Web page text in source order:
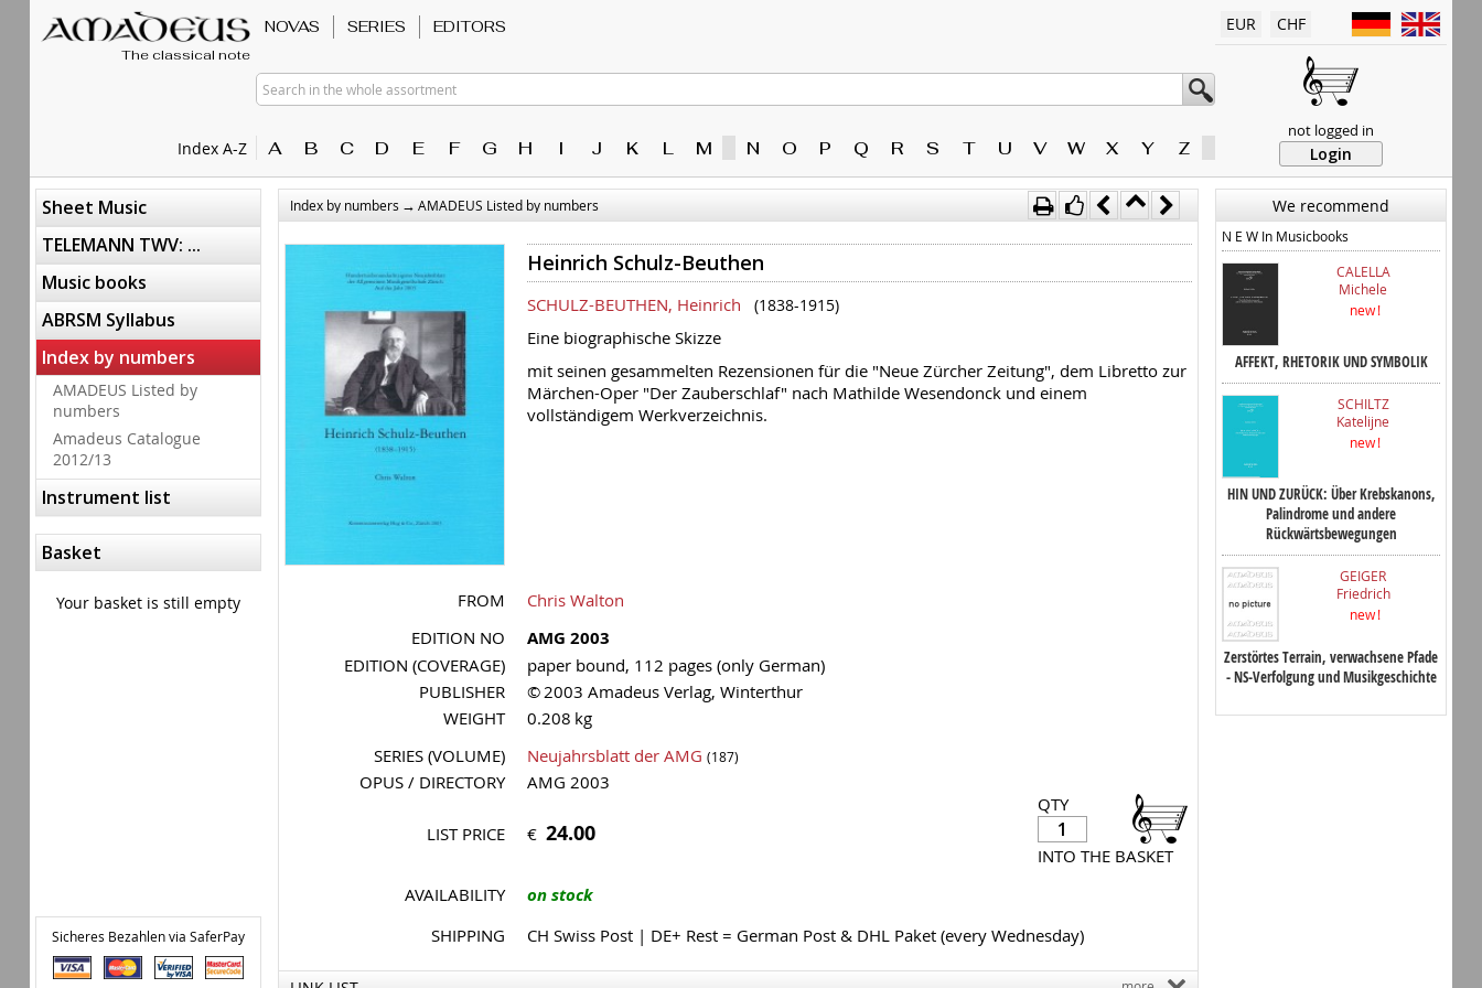
The classical note
Index A-Z
NOVAS SERIES EDITORS
Search in the whole assortment
A B C D E F G H I J K L M N O P Q R S T U V W X Y Z
EUR CHF
not logged in
Login
Sheet Music
TELEMANN TWV: ...
Music books
ABRSM Syllabus
Index by numbers
AMADEUS Listed by
numbers
Amadeus Catalogue
2012/13
Instrument list
Basket
Your basket is still empty
Sicheres Bezahlen via SaferPay
Index by numbers → AMADEUS Listed by numbers
Heinrich Schulz-Beuthen
SCHULZ-BEUTHEN, Heinrich (1838-1915)
Eine biographische Skizze
mit seinen gesammelten Rezensionen für die "Neue Zürcher Zeitung", dem Libretto zur
Märchen-Oper "Der Zauberschlaf" nach Mathilde Wesendonck und einem
vollständigem Werkverzeichnis.
FROM
Chris Walton
EDITION NO
AMG 2003
EDITION (COVERAGE)
paper bound, 112 pages (only German)
PUBLISHER
© 2003 Amadeus Verlag, Winterthur
WEIGHT
0.208 kg
SERIES (VOLUME)
Neujahrsblatt der AMG (187)
OPUS / DIRECTORY
AMG 2003
QTY
INTO THE BASKET
LIST PRICE € 24.00
AVAILABILITY on stock
SHIPPING CH Swiss Post | DE+ Rest = German Post & DHL Paket (every Wednesday)
We recommend
N E W In Musicbooks
CALELLA
Michele
new !
AFFEKT, RHETORIK UND SYMBOLIK
SCHILTZ
Katelijne
new !
HIN UND ZURÜCK: Über Krebskanons,
Palindrome und andere
Rückwärtsbewegungen
GEIGER
Friedrich
new !
Zerstörtes Terrain, verwachsene Pfade
- NS-Verfolgung und Musikgeschichte